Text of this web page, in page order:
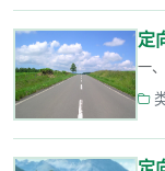
定
一